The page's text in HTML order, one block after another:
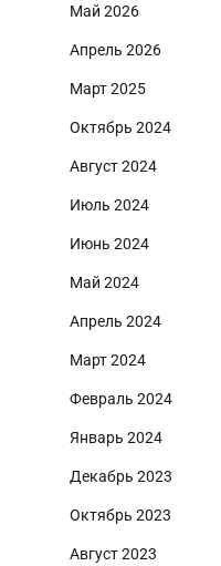
Май 2026
Апрель 2026
Март 2025
Октябрь 2024
Август 2024
Июль 2024
Июнь 2024
Май 2024
Апрель 2024
Март 2024
Февраль 2024
Январь 2024
Декабрь 2023
Октябрь 2023
Август 2023